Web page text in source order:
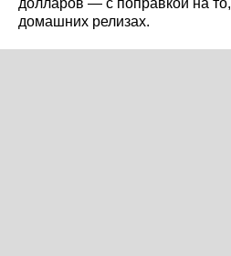
долларов — с поправкой на то,
домашних релизах.